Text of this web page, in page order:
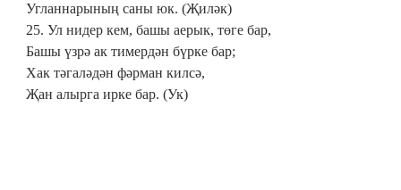
Угланнарының саны юк. (Җиләк)
25. Ул нидер кем, башы аерык, төге бар,
Башы үзрә ак тимердән бүрке бар;
Хак тәгаләдән фәрман килсә,
Җан алырга ирке бар. (Ук)